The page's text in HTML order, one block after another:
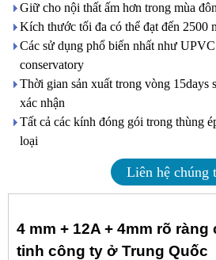
Giữ cho nội thất ấm hơn trong mùa
Kích thước tối đa có thể đạt đến 2500
Các sử dụng phổ biến nhất như
conservatory
Thời gian sản xuất trong vòng 15days
xác nhận
Tất cả các kính đóng gói trong thùng
loại
Liên hệ chúng
4 mm + 12A + 4mm rõ
tinh công ty ở Trung Quốc